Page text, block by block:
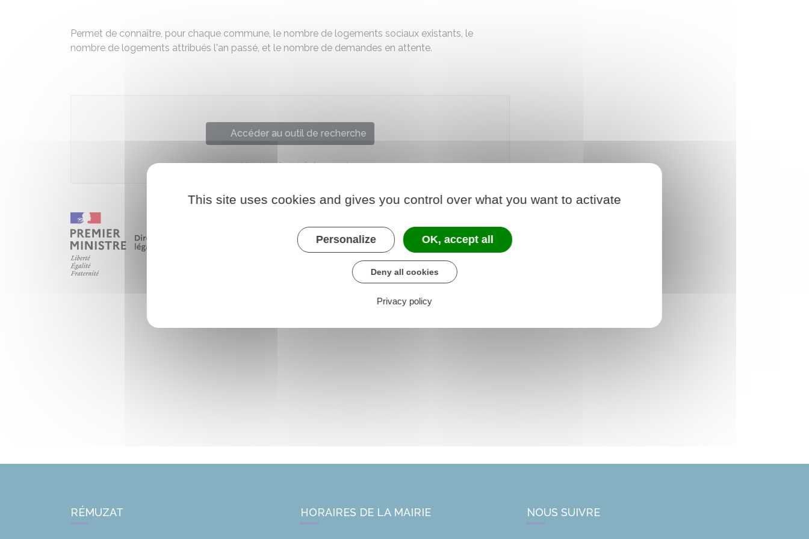
Permet de connaître, pour chaque commune, le nombre de logements sociaux existants, le
nombre de logements attribués l'an passé, et le nombre de demandes en attente.
Accéder au outil de recherche
Ministère chargé du logement
RÉMUZAT HORAIRES DE LA MAIRIE NOUS SUIVRE
This site uses cookies and gives you control over what you want to activate
Personalize OK, accept all
Deny all cookies
Privacy policy